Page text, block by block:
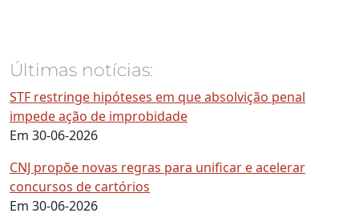
Últimas notícias:
STF restringe hipóteses em que absolvição penal
impede ação de improbidade
Em 30-06-2026
CNJ propõe novas regras para unificar e acelerar
concursos de cartórios
Em 30-06-2026